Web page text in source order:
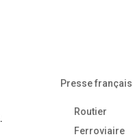
Presse
Routier
Ferroviaire